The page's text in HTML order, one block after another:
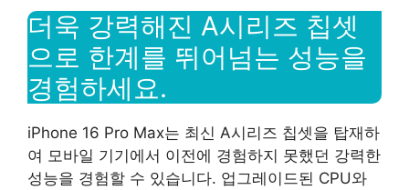
더욱 강력해진 A시리즈 칩셋
으로 한계를 뛰어넘는 성능을
경험하세요.
iPhone 16 Pro Max는 최신 A시리즈 칩셋을 탑재하
여 모바일 기기에서 이전에 경험하지 못했던 강력한
성능을 경험할 수 있습니다. 업그레이드된 CPU와